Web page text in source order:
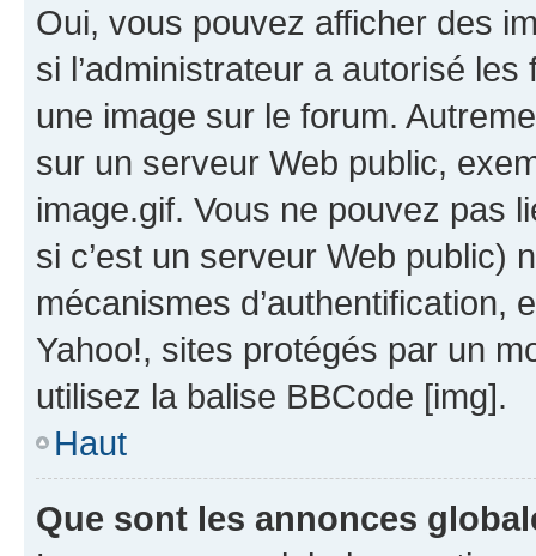
Oui, vous pouvez afficher des
si l’administrateur a autorisé
une image sur le forum.
sur un serveur Web public,
image.gif. Vous ne pouvez pas
si c’est un serveur Web public)
mécanismes d’authentification,
Yahoo!, sites protégés par un
utilisez la balise BBCode [img].
Haut
Que sont les annonces